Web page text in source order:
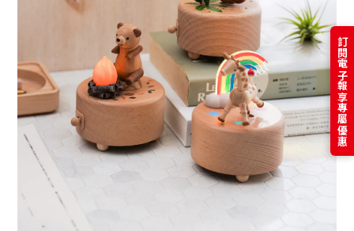
訂閱電子報享專屬優惠